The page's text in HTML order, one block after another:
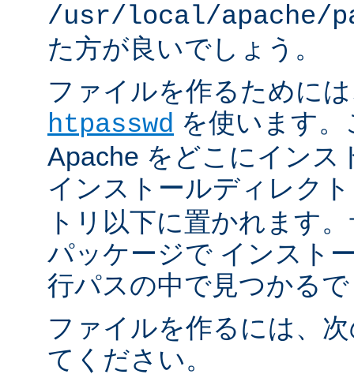
/usr/local/apache/
た方が良いでしょう。
ファイルを作るために
htpasswd を使います
Apache をどこにインス
インストールディレク
トリ以下に置かれます
パッケージで インスト
行パスの中で見つかる
ファイルを作るには、
てください。